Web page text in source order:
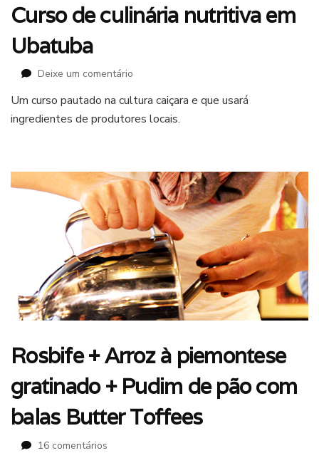
Curso de culinária nutritiva em
Ubatuba
Deixe um comentário
de
culinária
Um curso pautado na cultura caiçara e que usará
ingredientes de produtores locais.
Rosbife + Arroz à piemontese
gratinado + Pudim de pão com
balas Butter Toffees
16 comentários